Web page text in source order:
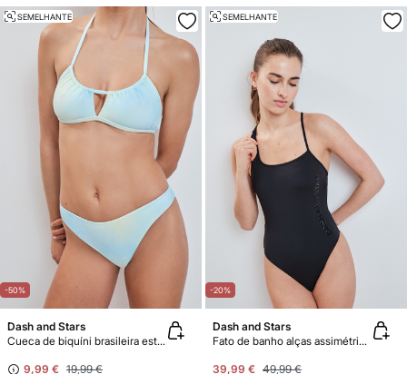
-50%
SEMELHANTE
Dash and Stars
Cueca de biquíni brasileira estampado degradê QUICK DRY
9,99 € 19,99 €
-20%
SEMELHANTE
Dash and Stars
Fato de banho alças assimétricas preto
39,99 € 49,99 €